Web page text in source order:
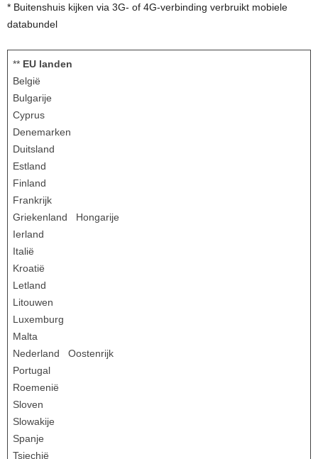
* Buitenshuis kijken via 3G- of 4G-verbinding verbruikt mobiele
databundel
** EU landen
België
Bulgarije
Cyprus
Denemarken
Duitsland
Estland
Finland
Frankrijk
Griekenland Hongarije
Ierland
Italië
Kroatië
Letland
Litouwen
Luxemburg
Malta
Nederland Oostenrijk
Portugal
Roemenië
Sloven
Slowakije
Spanje
Tsjechië